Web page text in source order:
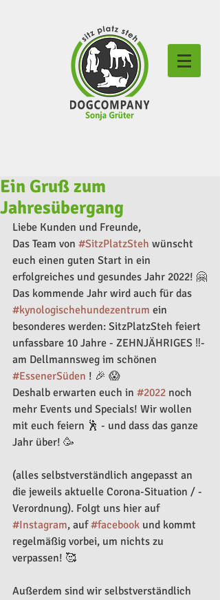
Ein Gruß zum
Jahresübergang
Liebe Kunden und Freunde,
Das Team von #SitzPlatzSteh wünscht
euch einen guten Start in ein
erfolgreiches und gesundes Jahr 2022! 🤗
Das kommende Jahr wird auch für das
#kynologischehundezentrum ein
besonderes werden: SitzPlatzSteh feiert
unfassbare 10 Jahre - ZEHNJÄHRIGES ‼️-
am Dellmannsweg im schönen
#EssenerSüden ! 🎉 😱
Deshalb erwarten euch in #2022 noch
mehr Events und Specials! Wir wollen
mit euch feiern 🕺 - und dass das ganze
Jahr über! 🥳
(alles selbstverständlich angepasst an
die jeweils aktuelle Corona-Situation / -
Verordnung). Folgt uns hier auf
#Instagram, auf #facebook und kommt
regelmäßig vorbei, um nichts zu
verpassen! 🥰
Außerdem sind wir selbstverständlich